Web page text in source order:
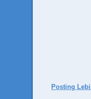
Posting